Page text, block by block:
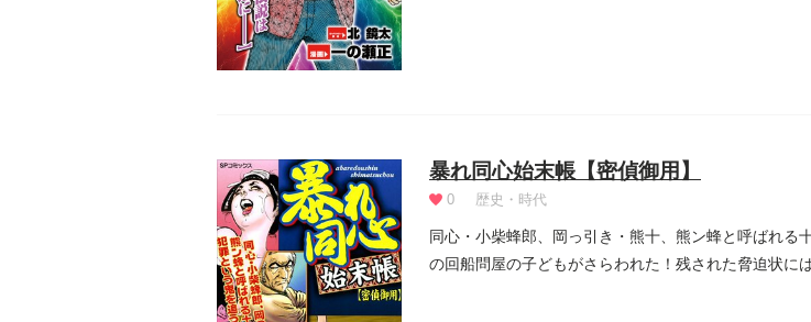
暴れ同心始末帳【密偵御用】
0 歴史・時代
同心・小柴蜂郎、岡っ引き・熊十、熊ン蜂と呼ばれる
の回船問屋の子どもがさらわれた！残された脅迫状に